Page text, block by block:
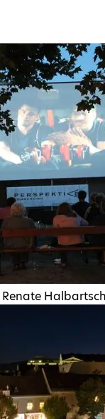
Renate